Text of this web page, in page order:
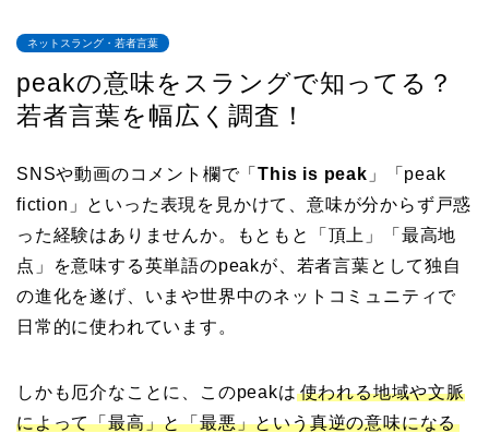
ネットスラング・若者言葉
peakの意味をスラングで知ってる？
若者言葉を幅広く調査！
SNSや動画のコメント欄で「This is peak 」「peak
fiction」といった表現を見かけて、意味が分からず戸惑
った経験はありませんか。もともと「頂上」「最高地
点」を意味する英単語のpeakが、若者言葉として独自
の進化を遂げ、いまや世界中のネットコミュニティで
日常的に使われています。
しかも厄介なことに、このpeakは 使われる地域や文脈
によって「最高」と「最悪」という真逆の意味になる